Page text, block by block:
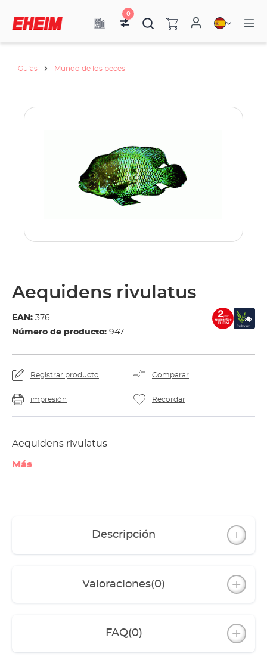
0
Guías Mundo de los peces
Aequidens rivulatus
EAN: 376
Número de producto: 947
Registrar producto Comparar
impresión Recordar
Aequidens rivulatus
Más
Descripción
Valoraciones(0)
FAQ(0)